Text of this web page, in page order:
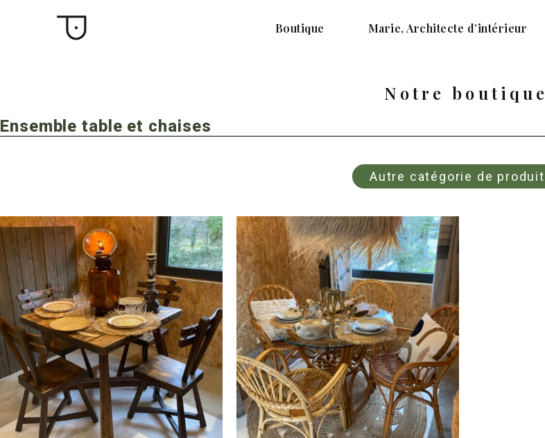
Boutique Marie, Architecte d’intérieur
Notre boutique
Ensemble table et chaises